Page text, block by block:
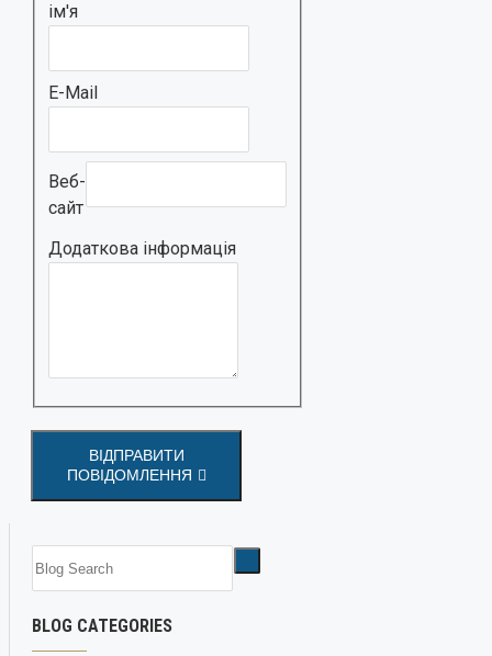
ім'я
E-Mail
Веб-
сайт
Додаткова інформація
ВІДПРАВИТИ
ПОВІДОМЛЕННЯ
BLOG CATEGORIES